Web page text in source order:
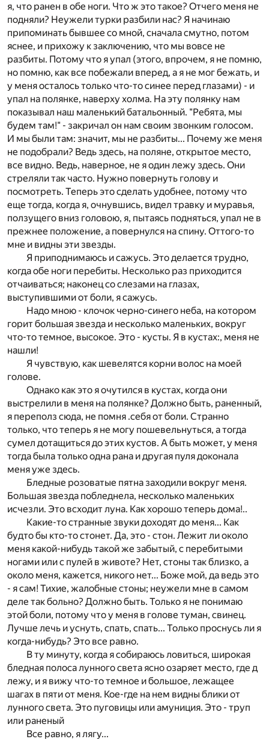
я, что ранен в обе ноги. Что ж это такое? Отчего меня не
подняли? Неужели турки разбили нас? Я начинаю
припоминать бывшее со мной, сначала смутно, потом
яснее, и прихожу к заключению, что мы вовсе не
разбиты. Потому что я упал (этого, впрочем, я не помню,
но помню, как все побежали вперед, а я не мог бежать, и
у меня осталось только что-то синее перед глазами) - и
упал на полянке, наверху холма. На эту полянку нам
показывал наш маленький батальонный. "Ребята, мы
будем там!" - закричал он нам своим звонким голосом.
И мы были там: значит, мы не разбиты... Почему же меня
не подобрали? Ведь здесь, на поляне, открытое место,
все видно. Ведь, наверное, не я один лежу здесь. Они
стреляли так часто. Нужно повернуть голову и
посмотреть. Теперь это сделать удобнее, потому что
еще тогда, когда я, очнувшись, видел травку и муравья,
ползущего вниз головою, я, пытаясь подняться, упал не в
прежнее положение, а повернулся на спину. Оттого-то
мне и видны эти звезды.
Я приподнимаюсь и сажусь. Это делается трудно,
когда обе ноги перебиты. Несколько раз приходится
отчаиваться; наконец со слезами на глазах,
выступившими от боли, я сажусь.
Надо мною - клочок черно-синего неба, на котором
горит большая звезда и несколько маленьких, вокруг
что-то темное, высокое. Это - кусты. Я в кустах:, меня не
нашли!
Я чувствую, как шевелятся корни волос на моей
голове.
Однако как это я очутился в кустах, когда они
выстрелили в меня на полянке? Должно быть, раненный,
я переполз сюда, не помня .себя от боли. Странно
только, что теперь я не могу пошевельнуться, а тогда
сумел дотащиться до этих кустов. А быть может, у меня
тогда была только одна рана и другая пуля доконала
меня уже здесь.
Бледные розоватые пятна заходили вокруг меня.
Большая звезда побледнела, несколько маленьких
исчезли. Это всходит луна. Как хорошо теперь дома!..
Какие-то странные звуки доходят до меня... Как
будто бы кто-то стонет. Да, это - стон. Лежит ли около
меня какой-нибудь такой же забытый, с перебитыми
ногами или с пулей в животе? Нет, стоны так близко, а
около меня, кажется, никого нет... Боже мой, да ведь это
- я сам! Тихие, жалобные стоны; неужели мне в самом
деле так больно? Должно быть. Только я не понимаю
этой боли, потому что у меня в голове туман, свинец.
Лучше лечь и уснуть, спать, спать... Только проснусь ли я
когда-нибудь? Это все равно.
В ту минуту, когда я собираюсь ловиться, широкая
бледная полоса лунного света ясно озаряет место, где д
лежу, и я вижу что-то темное и большое, лежащее
шагах в пяти от меня. Кое-где на нем видны блики от
лунного света. Это пуговицы или амуниция. Это - труп
или раненый
Все равно, я лягу...